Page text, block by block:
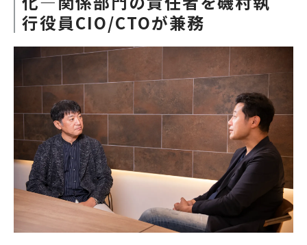
行役員CIO/CTOが兼務